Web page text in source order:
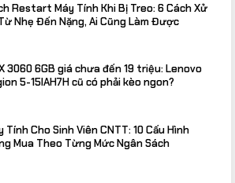
Restart Máy Tính Khi Bị Treo: 6 Cách Xử
Nhẹ Đến Nặng, Ai Cũng Làm Được
3060 6GB giá chưa đến 19 triệu: Lenovo
5-15IAH7H cũ có phải kèo ngon?
Tính Cho Sinh Viên CNTT: 10 Cấu Hình
Mua Theo Từng Mức Ngân Sách